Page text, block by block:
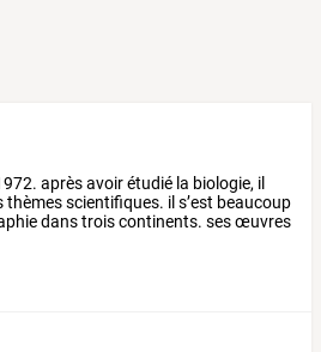
aprèsavoirétudié la biologie, il
thèmesscientifiques. il s’est beaucoup
danstroiscontinents. sesœuvres